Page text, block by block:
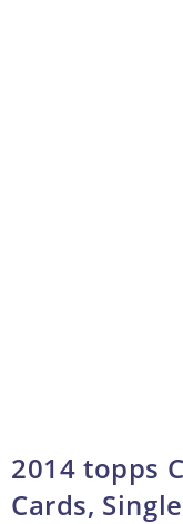
2014 topps
Cards,